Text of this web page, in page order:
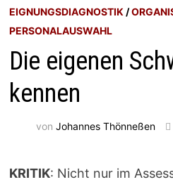
EIGNUNGSDIAGNOSTIK /
PERSONALAUSWAHL
Die eigenen
kennen
vonJohannes Thönneßen
KRITIK: Nicht nur im